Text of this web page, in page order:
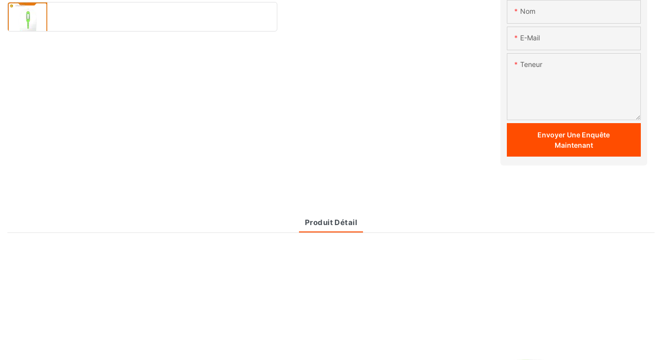
Nom
E-Mail
Teneur
Envoyer Une Enquête
Maintenant
Produit Détail